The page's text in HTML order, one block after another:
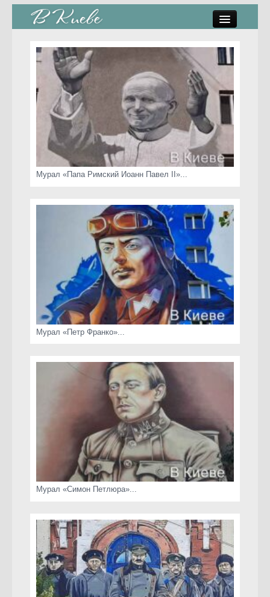
стрит-арт
коты Киева
скамейки
часы Киева
Мурал «Папа Римский Иоанн Павел II»...
Мурал «Петр Франко»...
Мурал «Симон Петлюра»...